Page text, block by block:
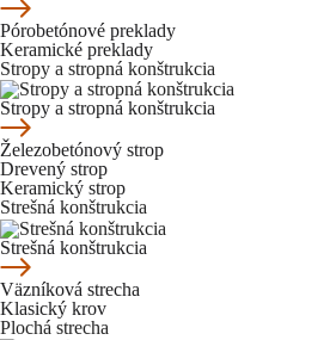
Pórobetónové preklady
Keramické preklady
Stropy a stropná konštrukcia
Stropy a stropná konštrukcia
Železobetónový strop
Drevený strop
Keramický strop
Strešná konštrukcia
Strešná konštrukcia
Väzníková strecha
Klasický krov
Plochá strecha